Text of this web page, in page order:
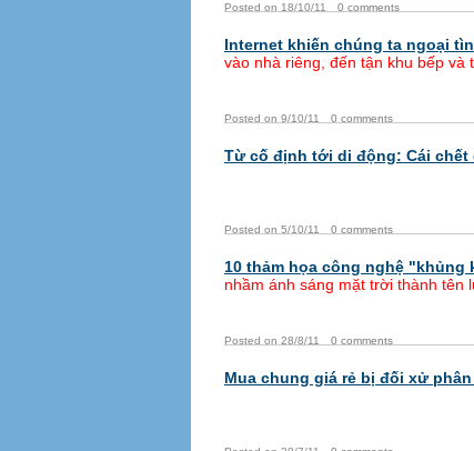
Posted on 18/10/11 0 comments
Internet khiến chúng ta ngoại
vào nhà riêng, đến tận khu bếp và
Posted on 9/10/11 0 comments
Từ cố định tới di động: Cái chết
Posted on 5/10/11 0 comments
10 thảm họa công nghệ
nhầm ánh sáng mặt trời thành tên
Posted on 28/8/11 0 comments
Mua chung giá rẻ bị đối xử